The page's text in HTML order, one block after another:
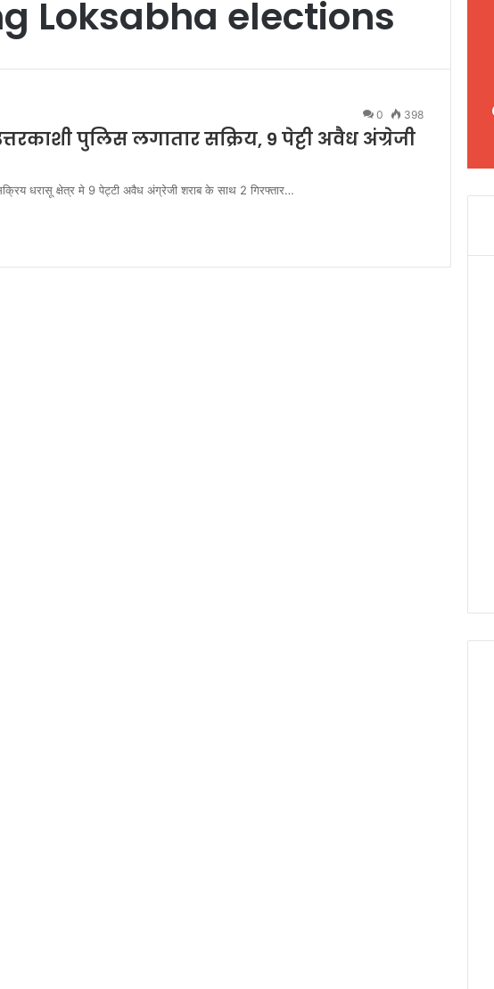
Loksabha elections
0 398
पुलिस लगातार सक्रिय, 9 पेट्टी अवैध अंग्रेजी
धरासू क्षेत्र मे 9 पेट्टी अवैध अंग्रेजी शराब के साथ 2 गिरफ्तार…